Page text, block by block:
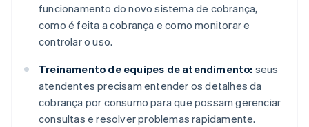
funcionamento do novo sistema de cobrança,
como é feita a cobrança e como monitorar e
controlar o uso.
Treinamento de equipes de atendimento: seus
atendentes precisam entender os detalhes da
cobrança por consumo para que possam gerenciar
consultas e resolver problemas rapidamente.